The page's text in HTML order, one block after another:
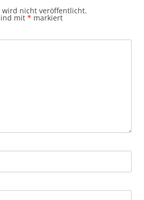
wird nicht veröffentlicht.
mit * markiert